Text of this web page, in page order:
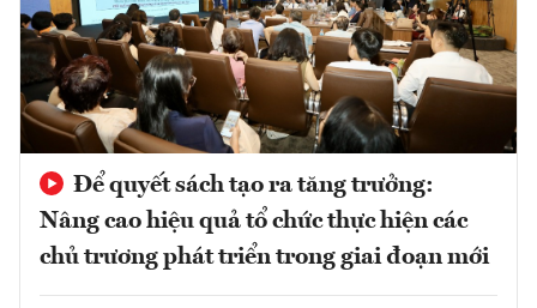
Để quyết sách tạo ra tăng trưởng:
Nâng cao hiệu quả tổ chức thực hiện các
chủ trương phát triển trong giai đoạn mới